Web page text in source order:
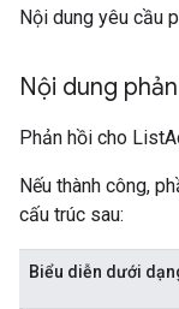
Nội dung yêu cầu
Nội dung
Phản hồi cho
Nếu thành công,
cấu trúc sau:
Biểu diễn dưới